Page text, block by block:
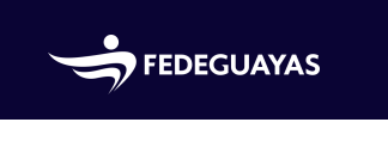
Skip to main content